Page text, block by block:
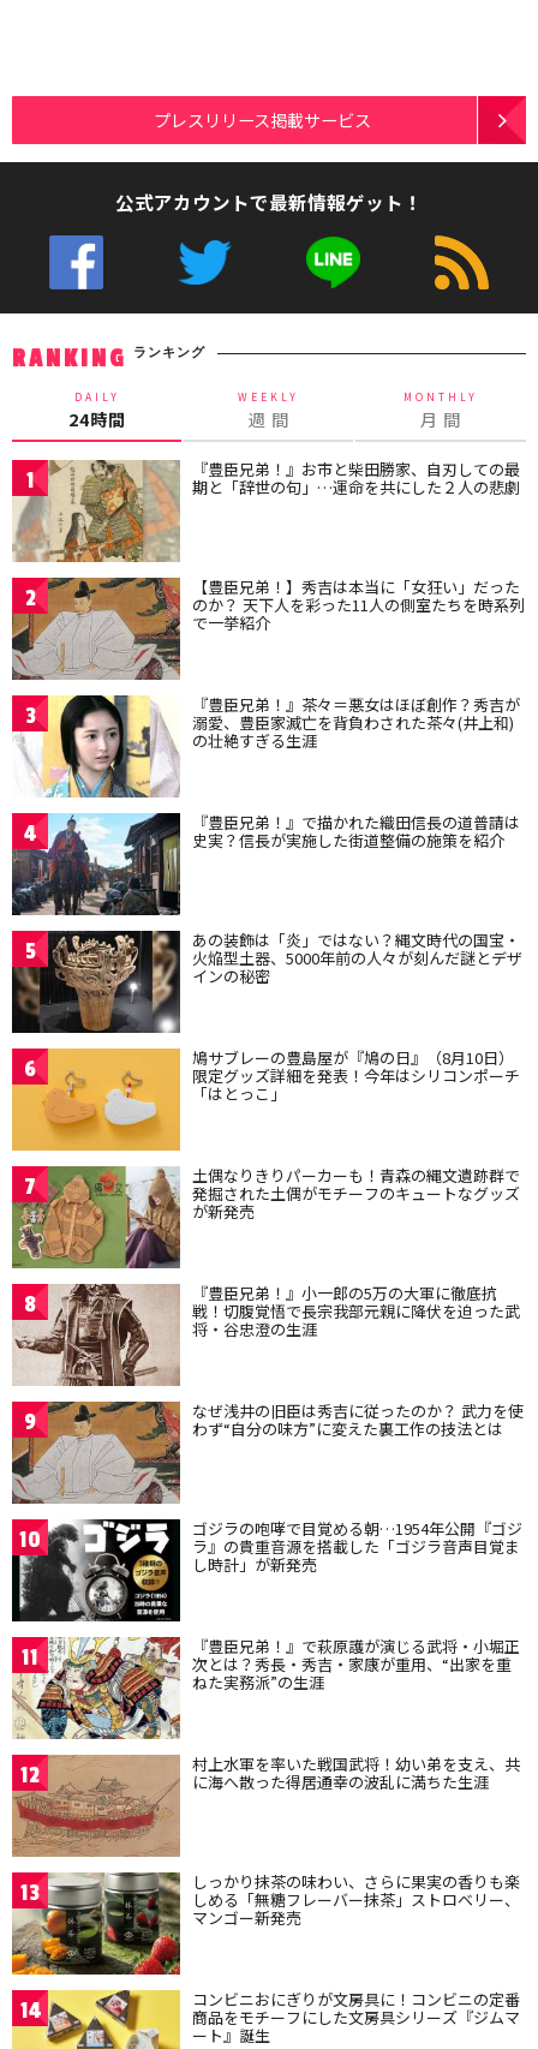
プレスリリース掲載サービス
公式アカウントで最新情報ゲット！
RANKING ランキング
DAILY
24時間
WEEKLY
週 間
MONTHLY
月 間
1 『豊臣兄弟！』お市と柴田勝家、自刃しての最
期と「辞世の句」…運命を共にした２人の悲劇
2 【豊臣兄弟！】秀吉は本当に「女狂い」だった
のか？ 天下人を彩った11人の側室たちを時系列
で一挙紹介
3 『豊臣兄弟！』茶々＝悪女はほぼ創作？秀吉が
溺愛、豊臣家滅亡を背負わされた茶々(井上和)
の壮絶すぎる生涯
4 『豊臣兄弟！』で描かれた織田信長の道普請は
史実？信長が実施した街道整備の施策を紹介
5 あの装飾は「炎」ではない？縄文時代の国宝・
火焔型土器、5000年前の人々が刻んだ謎とデザ
インの秘密
6 鳩サブレーの豊島屋が『鳩の日』（8月10日）
限定グッズ詳細を発表！今年はシリコンポーチ
「はとっこ」
7 土偶なりきりパーカーも！青森の縄文遺跡群で
発掘された土偶がモチーフのキュートなグッズ
が新発売
8 『豊臣兄弟！』小一郎の5万の大軍に徹底抗
戦！切腹覚悟で長宗我部元親に降伏を迫った武
将・谷忠澄の生涯
9 なぜ浅井の旧臣は秀吉に従ったのか？ 武力を使
わず“自分の味方”に変えた裏工作の技法とは
10 ゴジラの咆哮で目覚める朝…1954年公開『ゴジ
ラ』の貴重音源を搭載した「ゴジラ音声目覚ま
し時計」が新発売
11 『豊臣兄弟！』で萩原護が演じる武将・小堀正
次とは？秀長・秀吉・家康が重用、“出家を重
ねた実務派”の生涯
12 村上水軍を率いた戦国武将！幼い弟を支え、共
に海へ散った得居通幸の波乱に満ちた生涯
13 しっかり抹茶の味わい、さらに果実の香りも楽
しめる「無糖フレーバー抹茶」ストロベリー、
マンゴー新発売
14 コンビニおにぎりが文房具に！コンビニの定番
商品をモチーフにした文房具シリーズ『ジムマ
ート』誕生